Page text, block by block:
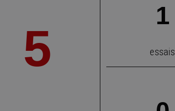
5
1
essais